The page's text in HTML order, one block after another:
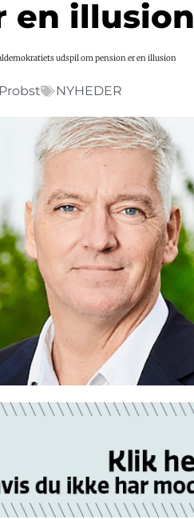
en illusion
udspil om pension er en illusion
NYHEDER